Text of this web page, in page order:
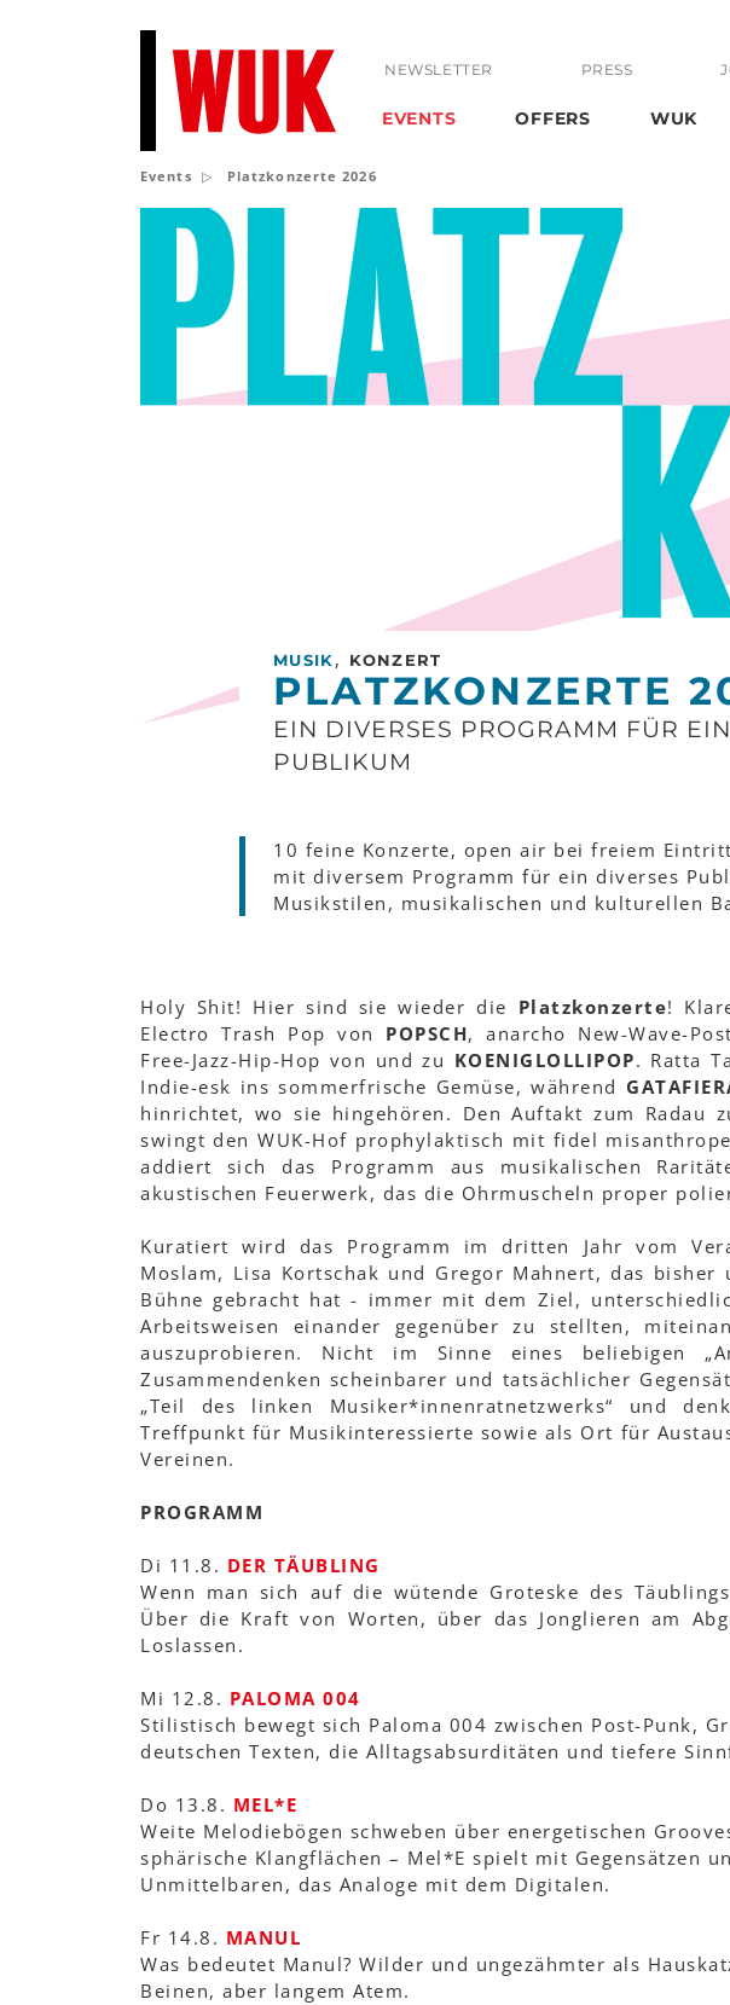
NEWSLETTER PRESS
EVENTS OFFERS WUK
Events Platzkonzerte 2026
MUSIK, KONZERT
PLATZKONZERTE
EIN DIVERSES PROGRAMM FÜR
PUBLIKUM
10 feine Konzerte, open air bei freiem
mit diversem Programm für ein diverses
Musikstilen, musikalischen und kulturellen
Holy Shit! Hier sind sie wieder die Platzkonzerte!
Electro Trash Pop von POPSCH, anarcho New-Wave-
Free-Jazz-Hip-Hop von und zu KOENIGLOLLIPOP. Ratta
Indie-esk ins sommerfrische Gemüse, während
hinrichtet, wo sie hingehören. Den Auftakt zum Radau
swingt den WUK-Hof prophylaktisch mit fidel
addiert sich das Programm aus musikalischen
akustischen Feuerwerk, das die Ohrmuscheln proper
Kuratiert wird das Programm im dritten Jahr vom
Moslam, Lisa Kortschak und Gregor Mahnert, das
Bühne gebracht hat - immer mit dem Ziel,
Arbeitsweisen einander gegenüber zu stellten,
auszuprobieren. Nicht im Sinne eines beliebigen
Zusammendenken scheinbarer und tatsächlicher
„Teil des linken Musiker*innenratnetzwerks“ und
Treffpunkt für Musikinteressierte sowie als Ort für
Vereinen.
PROGRAMM
Di 11.8. DER TÄUBLING
Wenn man sich auf die wütende Groteske des
Über die Kraft von Worten, über das Jonglieren am
Loslassen.
Mi 12.8. PALOMA 004
Stilistisch bewegt sich Paloma 004 zwischen Post-Punk,
deutschen Texten, die Alltagsabsurditäten und tiefere
Do 13.8. MEL*E
Weite Melodiebögen schweben über energetischen
sphärische Klangflächen – Mel*E spielt mit Gegensätzen
Unmittelbaren, das Analoge mit dem Digitalen.
Fr 14.8. MANUL
Was bedeutet Manul? Wilder und ungezähmter als
Beinen, aber langem Atem.